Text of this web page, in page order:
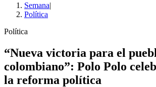
Semana|
Política
Política
“Nueva victoria para el
colombiano”: Polo Polo
la reforma política